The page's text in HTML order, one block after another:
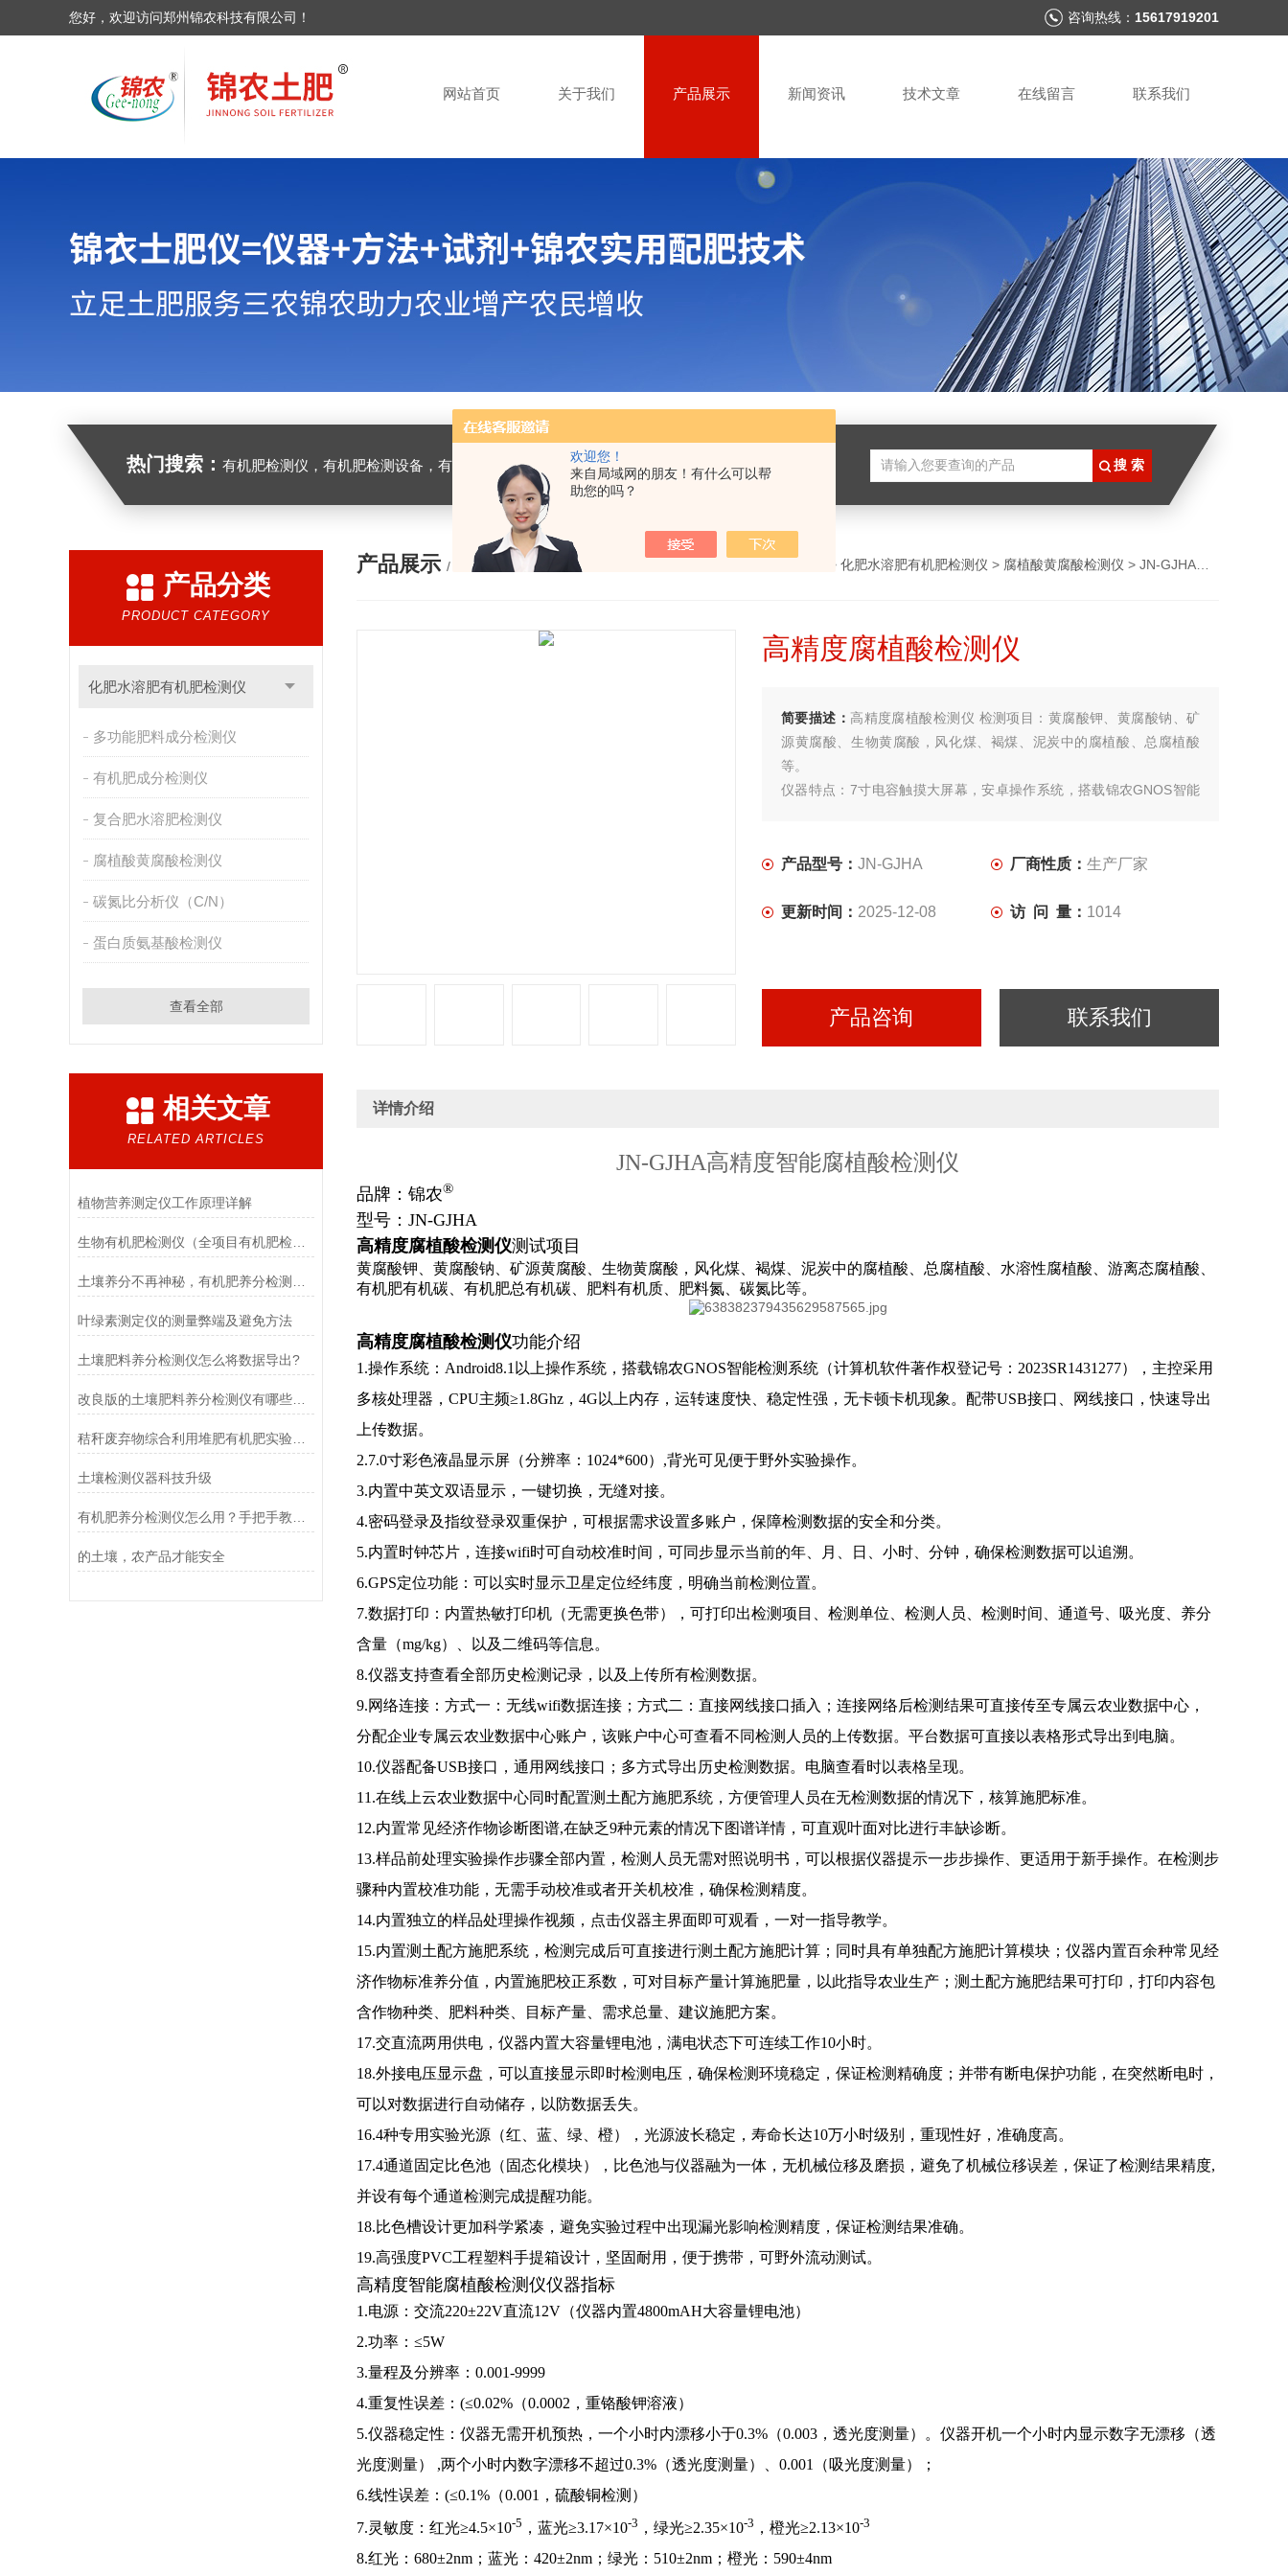
欢迎您！
来自局域网的朋友！有什么可以帮
助您的吗？
您好，欢迎访问郑州锦农科技有限公司！ 咨询热线： 15617919201
网站首页 关于我们 产品展示 新闻资讯 技术文章 在线留言 联系我们
热门搜索： 有机肥检测仪，有机肥检测设备，有机肥实验室设备，生物有机肥检测仪器，有机肥化验仪，有机肥实验室建设
产品分类
PRODUCT CATEGORY
化肥水溶肥有机肥检测仪
多功能肥料成分检测仪
有机肥成分检测仪
复合肥水溶肥检测仪
腐植酸黄腐酸检测仪
碳氮比分析仪（C/N）
蛋白质氨基酸检测仪
查看全部
相关文章
RELATED ARTICLES
植物营养测定仪工作原理详解
叶绿素测定仪的测量弊端及避免方法
土壤肥料养分检测仪怎么将数据导出?
改良版的土壤肥料养分检测仪有哪些优点
秸秆废弃物综合利用堆肥有机肥实验室检测仪器设备
土壤检测仪器科技升级
的土壤，农产品才能安全
产品展示 / PRODUCTS > 化肥水溶肥有机肥检测仪 > 腐植酸黄腐酸检测仪 > JN-GJHA高精度腐植酸检测仪
高精度腐植酸检测仪
简要描述： 高精度腐植酸检测仪 检测项目：黄腐酸钾、黄腐酸钠、矿
源黄腐酸、生物黄腐酸，风化煤、褐煤、泥炭中的腐植酸、总腐植酸
等。
仪器特点：7寸电容触摸大屏幕，安卓操作系统，搭载锦农GNOS智能
检测结果准确。
产品型号： JN-GJHA 厂商性质： 生产厂家
更新时间： 2025-12-08 访 问 量： 1014
产品咨询 联系我们
详情介绍
JN-GJHA高精度智能腐植酸检测仪
品牌：锦农®
型号： JN-GJHA
高精度腐植酸检测仪测试项目
黄腐酸钾、黄腐酸钠、矿源黄腐酸、生物黄腐酸，风化煤、褐煤、泥炭中的腐植酸、总腐植酸、水溶性腐植酸、游离态腐植酸、
有机肥有机碳、有机肥总有机碳、肥料有机质、肥料氮、碳氮比等。
高精度腐植酸检测仪功能介绍
1.操作系统：Android8.1以上操作系统，搭载锦农GNOS智能检测系统（计算机软件著作权登记号：2023SR1431277），主控采用
多核处理器，CPU主频≥1.8Ghz，4G以上内存，运转速度快、稳定性强，无卡顿卡机现象。配带USB接口、网线接口，快速导出
上传数据。
2.7.0寸彩色液晶显示屏（分辨率： 1024*600） ,背光可见便于野外实验操作。
3.内置中英文双语显示，一键切换，无缝对接。
4.密码登录及指纹登录双重保护，可根据需求设置多账户，保障检测数据的安全和分类。
5.内置时钟芯片，连接wifi时可自动校准时间，可同步显示当前的年、月、日、小时、分钟，确保检测数据可以追溯。
6.GPS定位功能：可以实时显示卫星定位经纬度，明确当前检测位置。
7.数据打印：内置热敏打印机（无需更换色带），可打印出检测项目、检测单位、检测人员、检测时间、通道号、吸光度、养分
含量（mg/kg）、以及二维码等信息。
8.仪器支持查看全部历史检测记录，以及上传所有检测数据。
9.网络连接：方式一：无线wifi数据连接；方式二：直接网线接口插入；连接网络后检测结果可直接传至专属云农业数据中心，
分配企业专属云农业数据中心账户，该账户中心可查看不同检测人员的上传数据。平台数据可直接以表格形式导出到电脑。
10.仪器配备USB接口，通用网线接口；多方式导出历史检测数据。电脑查看时以表格呈现。
11.在线上云农业数据中心同时配置测土配方施肥系统，方便管理人员在无检测数据的情况下，核算施肥标准。
12.内置常见经济作物诊断图谱,在缺乏9种元素的情况下图谱详情，可直观叶面对比进行丰缺诊断。
13.样品前处理实验操作步骤全部内置，检测人员无需对照说明书，可以根据仪器提示一步步操作、更适用于新手操作。在检测步
骤种内置校准功能，无需手动校准或者开关机校准，确保检测精度。
14.内置独立的样品处理操作视频，点击仪器主界面即可观看，一对一指导教学。
15.内置测土配方施肥系统，检测完成后可直接进行测土配方施肥计算；同时具有单独配方施肥计算模块；仪器内置百余种常见经
济作物标准养分值，内置施肥校正系数，可对目标产量计算施肥量，以此指导农业生产；测土配方施肥结果可打印，打印内容包
含作物种类、肥料种类、目标产量、需求总量、建议施肥方案。
17.交直流两用供电，仪器内置大容量锂电池，满电状态下可连续工作10小时。
18.外接电压显示盘，可以直接显示即时检测电压，确保检测环境稳定，保证检测精确度；并带有断电保护功能，在突然断电时，
可以对数据进行自动储存，以防数据丢失。
16.4种专用实验光源（红、蓝、绿、橙），光源波长稳定，寿命长达10万小时级别，重现性好，准确度高。
17.4通道固定比色池（固态化模块），比色池与仪器融为一体，无机械位移及磨损，避免了机械位移误差，保证了检测结果精度,
并设有每个通道检测完成提醒功能。
18.比色槽设计更加科学紧凑 ，避免实验过程中出现漏光影响检测精度，保证检测结果准确。
19.高强度PVC工程塑料手提箱设计，坚固耐用，便于携带，可野外流动测试。
高精度智能腐植酸检测仪仪器指标
1.电源：交流220±22V直流12V （仪器内置4800mAH大容量锂电池）
2.功率：≤5W
3.量程及分辨率： 0.001-9999
4.重复性误差：(≤0.02% （0.0002 ，重铬酸钾溶液）
5.仪器稳定性：仪器无需开机预热，一个小时内漂移小于0.3% （0.003 ，透光度测量）。仪器开机一个小时内显示数字无漂移（透
光度测量）
,两个小时内数字漂移不超过0.3% （透光度测量）、 0.001
（吸光度测量）；
6.线性误差：(≤0.1% （0.001 ，硫酸铜检测）
7.灵敏度：红光≥4.5×10-5 ， 蓝光≥3.17×10-3 ， 绿光≥2.35×10-3 ， 橙光≥2.13×10-3
8.红光： 680±2nm； 蓝光： 420±2nm； 绿光： 510±2nm ；橙光： 590±4nm